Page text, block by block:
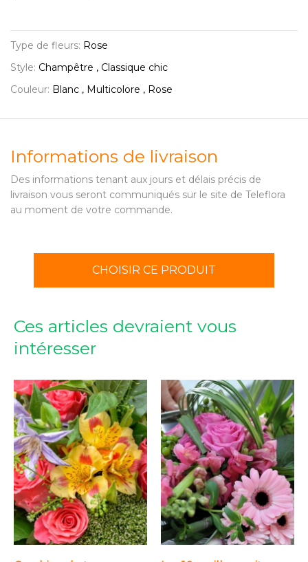
Type de fleurs: Rose
Style: Champêtre , Classique chic
Couleur: Blanc , Multicolore , Rose
Informations de livraison
Des informations tenant aux jours et délais précis de
livraison vous seront communiqués sur le site de Teleflora
au moment de votre commande.
CHOISIR CE PRODUIT
Ces articles devraient vous
intéresser